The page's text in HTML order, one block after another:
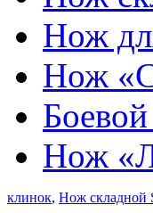
Нож
Нож
Нож
клинок, Нож складной